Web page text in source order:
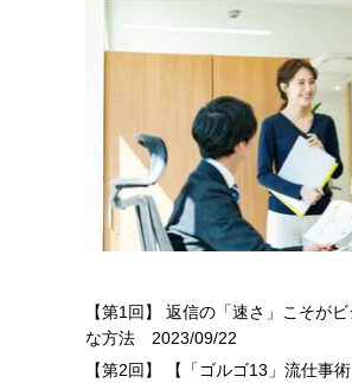
【第1回】 返信の「速さ」こそが
な方法 2023/09/22
【第2回】 【「ゴルゴ13」流仕事